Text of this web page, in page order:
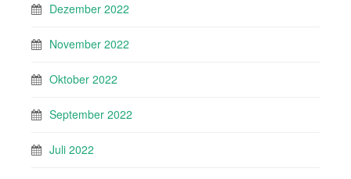
Dezember 2022
November 2022
Oktober 2022
September 2022
Juli 2022